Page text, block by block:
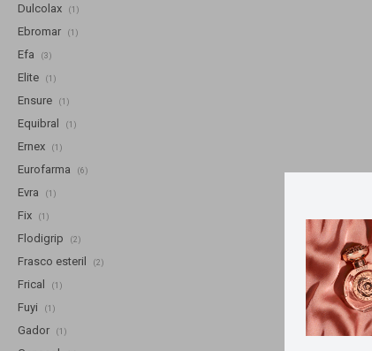
Dulcolax (1)
Ebromar (1)
Efa (3)
Elite (1)
Ensure (1)
Equibral (1)
Ernex (1)
Eurofarma (6)
Evra (1)
Fix (1)
Flodigrip (2)
Frasco esteril (2)
Frical (1)
Fuyi (1)
Gador (1)